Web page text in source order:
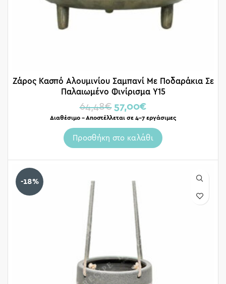
Ζάρος Κασπό Αλουμινίου Σαμπανί Με Ποδαράκια Σε
Παλαιωμένο Φινίρισμα Υ15
64,48€ 57,00€
Διαθέσιμο – Αποστέλλεται σε 4-7 εργάσιμες
Προσθήκη στο καλάθι
-18%